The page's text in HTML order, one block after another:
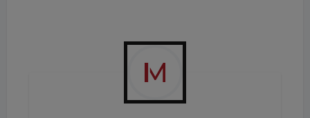
weiterzuentwickeln und komplexe Projekte mit
unserem großartigen Team erfolgreich zu
Geschäftsführerin/Architektur. Für Jörg Balow ist